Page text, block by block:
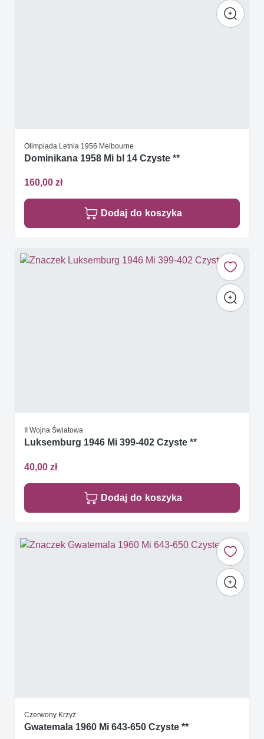
Olimpiada Letnia 1956 Melbourne
Dominikana 1958 Mi bl 14 Czyste **
160,00 zł
Dodaj do koszyka
II Wojna Światowa
Luksemburg 1946 Mi 399-402 Czyste **
40,00 zł
Dodaj do koszyka
Czerwony Krzyż
Gwatemala 1960 Mi 643-650 Czyste **